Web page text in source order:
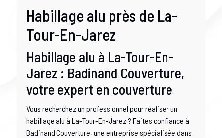
Habillage alu près de La-
Tour-En-Jarez
Habillage alu à La-Tour-En-
Jarez : Badinand Couverture,
votre expert en couverture
Vous recherchez un professionnel pour réaliser un
habillage alu à La-Tour-En-Jarez ? Faites confiance à
Badinand Couverture, une entreprise spécialisée dans